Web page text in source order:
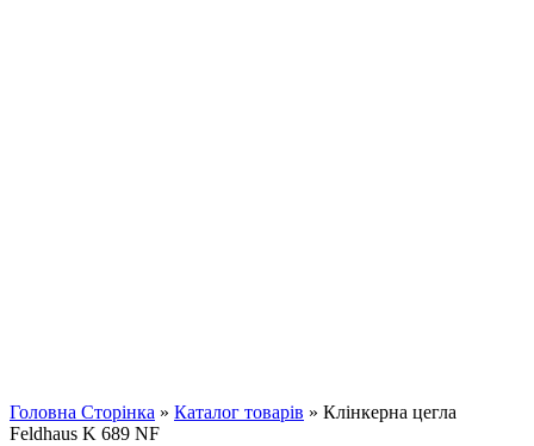
Головна Сторінка » Каталог товарів » Клінкерна цегла
Feldhaus K 689 NF